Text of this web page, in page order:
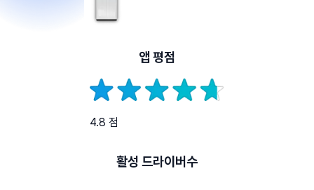
앱 평점
4.8 점
활성 드라이버수